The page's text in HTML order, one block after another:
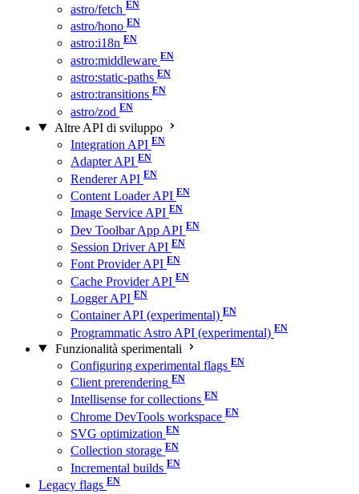
astro/fetch
astro/hono
astro:i18n
astro:middleware
astro:static-paths
astro:transitions
astro/zod
Altre API di sviluppo
Integration API
Adapter API
Renderer API
Content Loader API
Image Service API
Dev Toolbar App API
Session Driver API
Font Provider API
Cache Provider API
Logger API
Container API (experimental)
Programmatic Astro API (experimental)
Funzionalità sperimentali
Configuring experimental flags
Client prerendering
Intellisense for collections
Chrome DevTools workspace
SVG optimization
Collection storage
Incremental builds
Legacy flags